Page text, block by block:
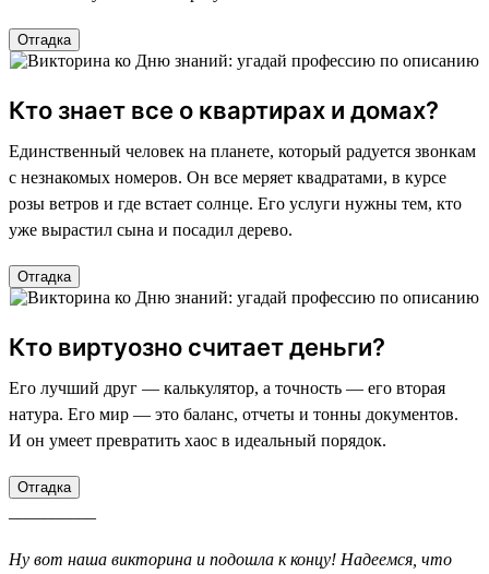
Отгадка
Кто знает все о квартирах и домах?
Единственный человек на планете, который радуется звонкам
с незнакомых номеров. Он все меряет квадратами, в курсе
розы ветров и где встает солнце. Его услуги нужны тем, кто
уже вырастил сына и посадил дерево.
Отгадка
Кто виртуозно считает деньги?
Его лучший друг — калькулятор, а точность — его вторая
натура. Его мир — это баланс, отчеты и тонны документов.
И он умеет превратить хаос в идеальный порядок.
Отгадка
Ну вот наша викторина и подошла к концу! Надеемся, что